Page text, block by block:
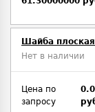
Шайба
Нет в наличии
Цена по
запросу